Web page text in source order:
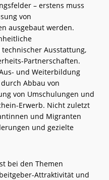
– erstens muss
von
ausgebaut werden.
Ausstattung,
Partnerschaften.
und Weiterbildung
Abbau von
von Umschulungen und
Erwerb. Nicht zuletzt
und Migranten
und gezielte
bei den Themen
Attraktivität und